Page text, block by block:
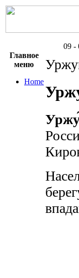
09 -
Главное
меню
Home